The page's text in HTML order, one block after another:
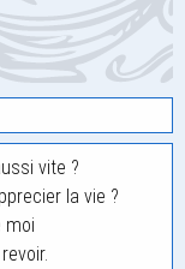
vite ?
la vie ?
moi